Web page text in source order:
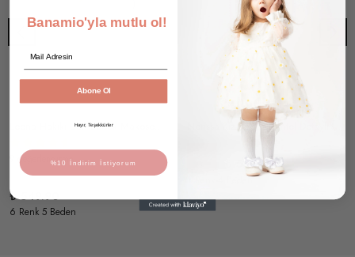
9 değerlendirme
₺ 549.90
6 Renk 5 Beden
₺ 529.90
1 Renk 4 Beden
Banamio'yla mutlu ol!
Abone Ol
Hayır, Teşekkürler
%10 İndirim İstiyorum